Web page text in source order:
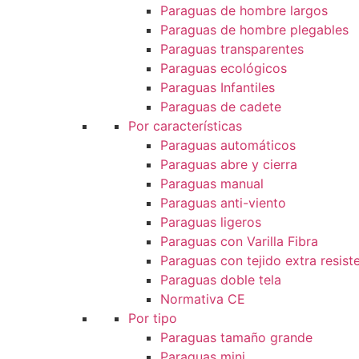
Paraguas de hombre largos
Paraguas de hombre plegables
Paraguas transparentes
Paraguas ecológicos
Paraguas Infantiles
Paraguas de cadete
Por características
Paraguas automáticos
Paraguas abre y cierra
Paraguas manual
Paraguas anti-viento
Paraguas ligeros
Paraguas con Varilla Fibra
Paraguas con tejido extra
Paraguas doble tela
Normativa CE
Por tipo
Paraguas tamaño grande